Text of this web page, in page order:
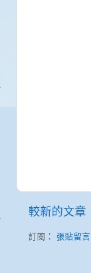
較新的文章
訂閱： 張貼留